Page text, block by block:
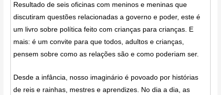
Resultado de seis oficinas com meninos e meninas que
discutiram questões relacionadas a governo e poder, este é
um livro sobre política feito com crianças para crianças. E
mais: é um convite para que todos, adultos e crianças,
pensem sobre como as relações são e como poderiam ser.
Desde a infância, nosso imaginário é povoado por histórias
de reis e rainhas, mestres e aprendizes. No dia a dia, as